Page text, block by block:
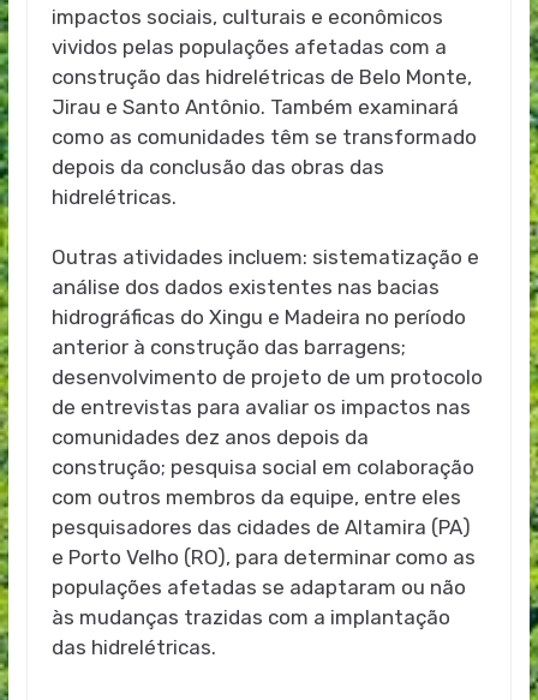
impactos sociais, culturais e econômicos
vividos pelas populações afetadas com a
construção das hidrelétricas de Belo Monte,
Jirau e Santo Antônio. Também examinará
como as comunidades têm se transformado
depois da conclusão das obras das
hidrelétricas.
Outras atividades incluem: sistematização e
análise dos dados existentes nas bacias
hidrográficas do Xingu e Madeira no período
anterior à construção das barragens;
desenvolvimento de projeto de um protocolo
de entrevistas para avaliar os impactos nas
comunidades dez anos depois da
construção; pesquisa social em colaboração
com outros membros da equipe, entre eles
pesquisadores das cidades de Altamira (PA)
e Porto Velho (RO), para determinar como as
populações afetadas se adaptaram ou não
às mudanças trazidas com a implantação
das hidrelétricas.